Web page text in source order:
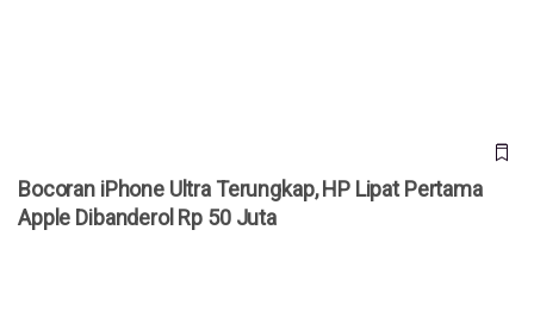
Bocoran iPhone Ultra Terungkap, HP Lipat Pertama
Apple Dibanderol Rp 50 Juta